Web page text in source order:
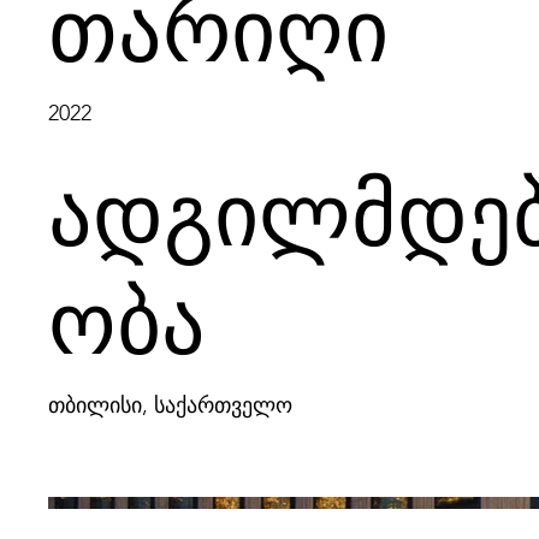
თარიღი
2022
ობა
თბილისი, საქართველო